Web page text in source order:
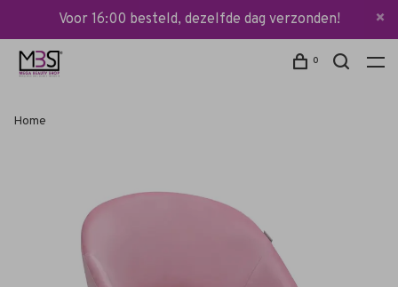
Voor 16:00 besteld, dezelfde dag verzonden!
0
Home